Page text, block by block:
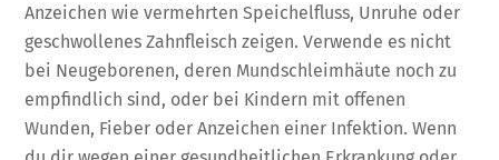
Anzeichen wie vermehrten Speichelfluss, Unruhe oder
geschwollenes Zahnfleisch zeigen. Verwende es nicht
bei Neugeborenen, deren Mundschleimhäute noch zu
empfindlich sind, oder bei Kindern mit offenen
Wunden, Fieber oder Anzeichen einer Infektion. Wenn